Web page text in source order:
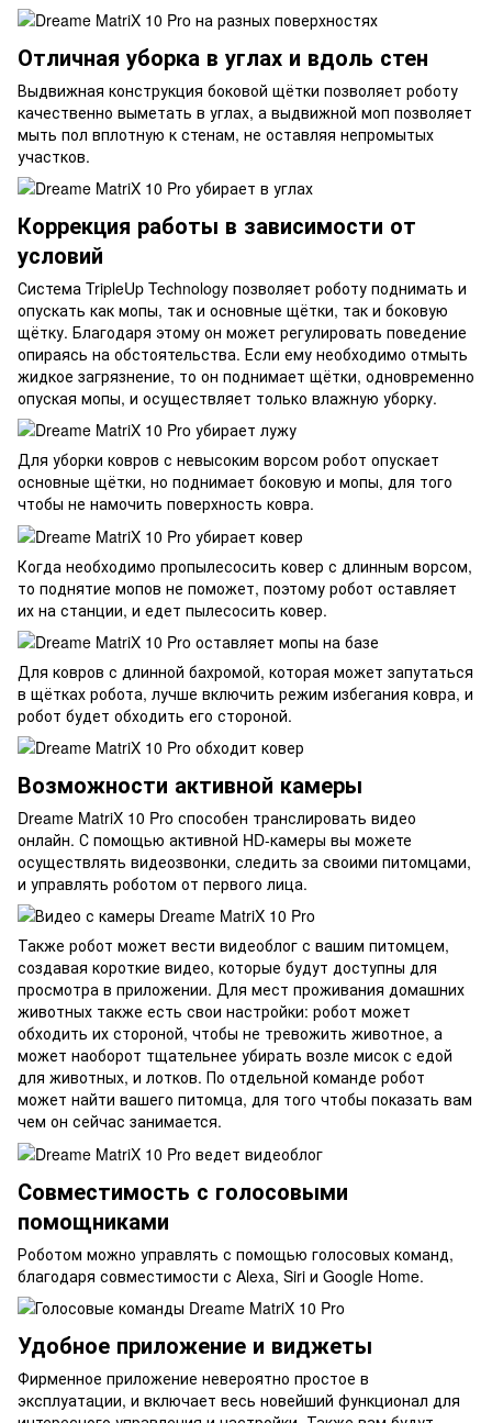
Отличная уборка в углах и вдоль стен
Выдвижная конструкция боковой щётки позволяет роботу
качественно выметать в углах, а выдвижной моп позволяет
мыть пол вплотную к стенам, не оставляя непромытых
участков.
Коррекция работы в зависимости от
условий
Система TripleUp Technology позволяет роботу поднимать и
опускать как мопы, так и основные щётки, так и боковую
щётку. Благодаря этому он может регулировать поведение
опираясь на обстоятельства. Если ему необходимо отмыть
жидкое загрязнение, то он поднимает щётки, одновременно
опуская мопы, и осуществляет только влажную уборку.
Для уборки ковров с невысоким ворсом робот опускает
основные щётки, но поднимает боковую и мопы, для того
чтобы не намочить поверхность ковра.
Когда необходимо пропылесосить ковер с длинным ворсом,
то поднятие мопов не поможет, поэтому робот оставляет
их на станции, и едет пылесосить ковер.
Для ковров с длинной бахромой, которая может запутаться
в щётках робота, лучше включить режим избегания ковра, и
робот будет обходить его стороной.
Возможности активной камеры
Dreame MatriX 10 Pro способен транслировать видео
онлайн. С помощью активной HD-камеры вы можете
осуществлять видеозвонки, следить за своими питомцами,
и управлять роботом от первого лица.
Также робот может вести видеоблог с вашим питомцем,
создавая короткие видео, которые будут доступны для
просмотра в приложении. Для мест проживания домашних
животных также есть свои настройки: робот может
обходить их стороной, чтобы не тревожить животное, а
может наоборот тщательнее убирать возле мисок с едой
для животных, и лотков. По отдельной команде робот
может найти вашего питомца, для того чтобы показать вам
чем он сейчас занимается.
Совместимость с голосовыми
помощниками
Роботом можно управлять с помощью голосовых команд,
благодаря совместимости с Alexa, Siri и Google Home.
Удобное приложение и виджеты
Фирменное приложение невероятно простое в
эксплуатации, и включает весь новейший функционал для